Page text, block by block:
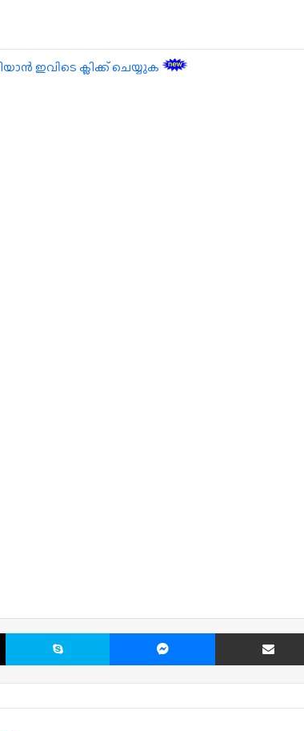
ഇവിടെ ക്ലിക്ക് ചെയ്യുക
X Skype Messenger